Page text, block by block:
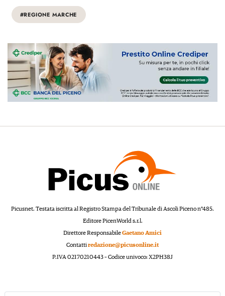
#REGIONE MARCHE
Picusnet. Testata iscritta al Registro Stampa del Tribunale di Ascoli Piceno n°485.
Editore PicenWorld s.r.l.
Direttore ResponsabileGaetano Amici
Contattiredazione@picusonline.it
P.IVA 02170210443 – Codice univoco: X2PH38J